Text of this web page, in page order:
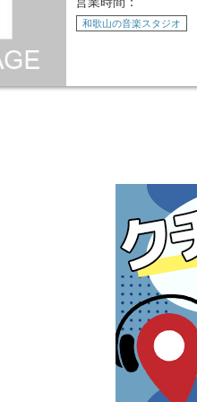
和歌山の音楽スタジオ